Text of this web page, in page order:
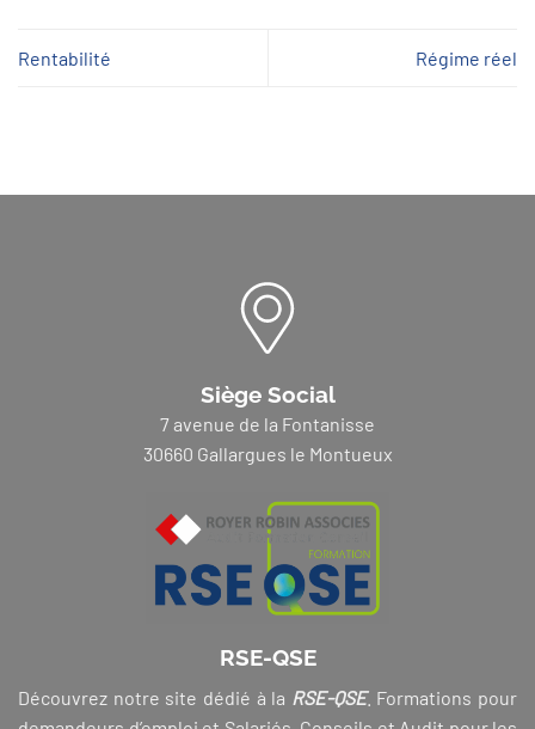
Rentabilité Régime réel
Siège Social
7 avenue de la Fontanisse
30660 Gallargues le Montueux
RSE-QSE
Découvrez notre site dédié à la RSE-QSE. Formations pour